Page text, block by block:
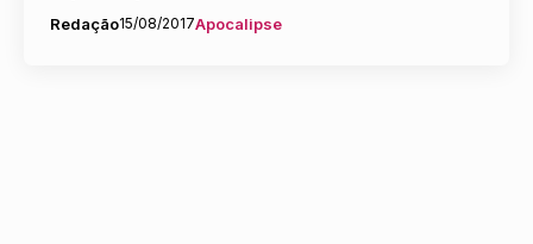
Redação15/08/2017Apocalipse